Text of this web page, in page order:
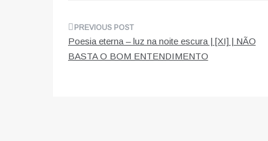
Navegação
de
Poesia eterna – luz na noite escura | [XI] | NÃO
BASTA O BOM ENTENDIMENTO